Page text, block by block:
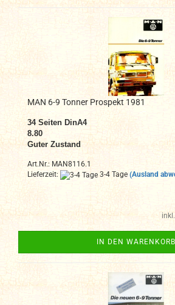
MAN 6-9 Tonner Prospekt 1981
34 Seiten DinA4
8.80
Guter Zustand
Art.Nr.: MAN8116.1
Lieferzeit:
3-4 Tage (Ausland
IN DEN WARENKORB